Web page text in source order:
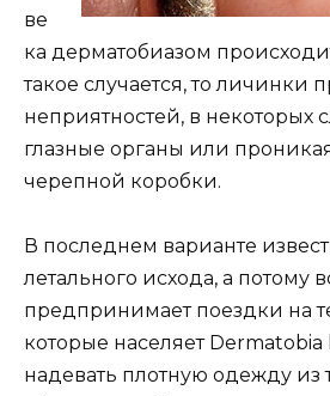
ве
ка дерматобиазом
такое случается, то личинки
неприятностей, в некоторых
глазные органы или
черепной коробки.
В последнем варианте
летального исхода, а потому
предпринимает поездки на
которые населяет Dermatobia
надевать плотную одежду из